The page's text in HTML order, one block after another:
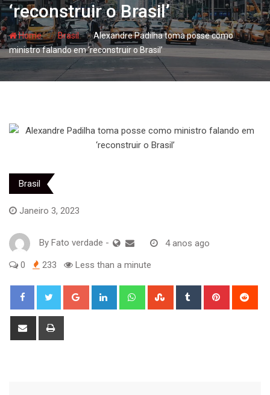
‘reconstruir o Brasil’
Home- hjBrasil- hjAlexandre Padilha toma posse como
ministro falando em ‘reconstruir o Brasil’
Brasil
Janeiro 3, 2023
By Fato verdade - 4 anos ago
0 233 Less than a minute
Google+ LinkedIn WhatsappStumbleUpon
Tumblr Pinterest
Share